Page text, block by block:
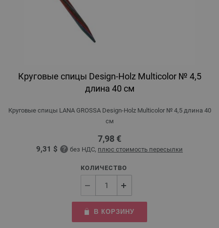
Круговые спицы Design-Holz Multicolor № 4,5
длина 40 см
Круговые спицы LANA GROSSA Design-Holz Multicolor № 4,5 длина 40
см
7,98 €
9,31 $ без НДС, плюс стоимость пересылки
КОЛИЧЕСТВО
В КОРЗИНУ